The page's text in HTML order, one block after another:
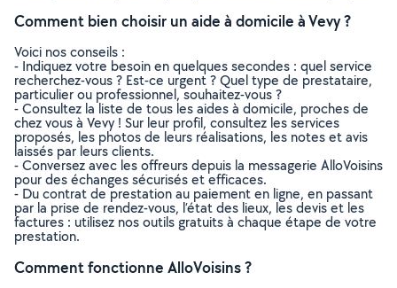
Comment bien choisir un aide à domicile à Vevy ?
Voici nos conseils :
- Indiquez votre besoin en quelques secondes : quel service
recherchez-vous ? Est-ce urgent ? Quel type de prestataire,
particulier ou professionnel, souhaitez-vous ?
- Consultez la liste de tous les aides à domicile, proches de
chez vous à Vevy ! Sur leur profil, consultez les services
proposés, les photos de leurs réalisations, les notes et avis
laissés par leurs clients.
- Conversez avec les offreurs depuis la messagerie AlloVoisins
pour des échanges sécurisés et efficaces.
- Du contrat de prestation au paiement en ligne, en passant
par la prise de rendez-vous, l’état des lieux, les devis et les
factures : utilisez nos outils gratuits à chaque étape de votre
prestation.
Comment fonctionne AlloVoisins ?